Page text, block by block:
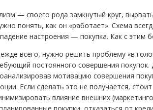
— своего рода замкнутый круг,
понять, как он «работает». Схема
настроения — покупка. Как с этим
всего, нужно решить проблему «в
постоянного совершения
мотивацию совершения
Если сделать это не получается,
влияние внешних